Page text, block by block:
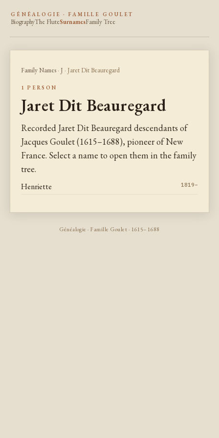
GÉNÉALOGIE · FAMILLE GOULET
BiographyThe FluteSurnamesFamily Tree
Family Names · J · Jaret Dit Beauregard
1 PERSON
Jaret Dit Beauregard
Recorded Jaret Dit Beauregard descendants of
Jacques Goulet (1615–1688), pioneer of New
France. Select a name to open them in the family
tree.
Henriette 1819–
Généalogie · Famille Goulet · 1615–1688